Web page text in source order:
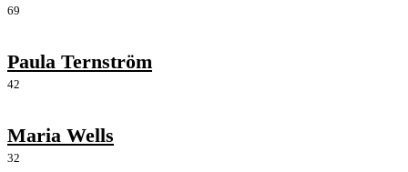
69
Paula Ternström
42
Maria Wells
32